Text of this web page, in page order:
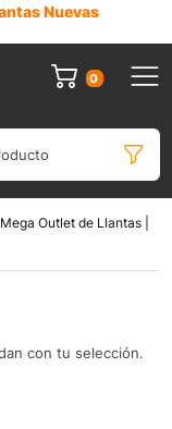
Nuevas
0
Mega Outlet de Llantas |
con tu selección.